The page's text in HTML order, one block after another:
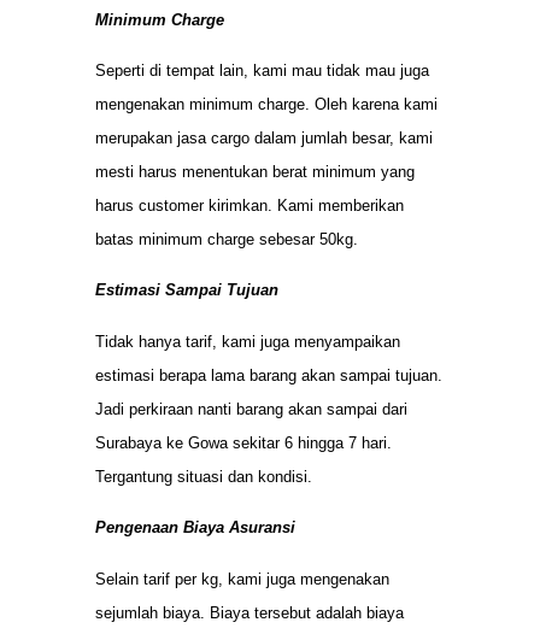
Minimum Charge
Seperti di tempat lain, kami mau tidak mau juga
mengenakan minimum charge. Oleh karena kami
merupakan jasa cargo dalam jumlah besar, kami
mesti harus menentukan berat minimum yang
harus customer kirimkan. Kami memberikan
batas minimum charge sebesar 50kg.
Estimasi Sampai Tujuan
Tidak hanya tarif, kami juga menyampaikan
estimasi berapa lama barang akan sampai tujuan.
Jadi perkiraan nanti barang akan sampai dari
Surabaya ke Gowa sekitar 6 hingga 7 hari.
Tergantung situasi dan kondisi.
Pengenaan Biaya Asuransi
Selain tarif per kg, kami juga mengenakan
sejumlah biaya. Biaya tersebut adalah biaya